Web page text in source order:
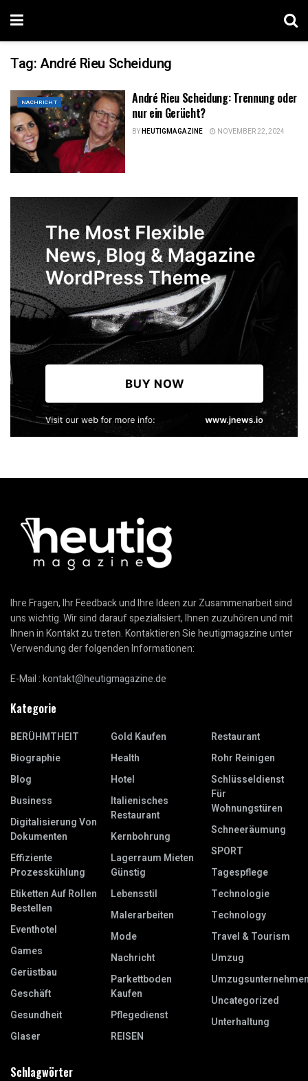
Tag:André Rieu Scheidung
NACHRICHT
André Rieu Scheidung: Trennung oder
nur ein Gerücht?
BYHEUTIGMAGAZINE NOVEMBER 22, 2024
Ihre Fragen, Ihr Feedback und Ihre Ideen zur Zusammenarbeit sind
uns wichtig. Wir sind darauf spezialisiert, Ihnen zuzuhören und mit
Ihnen in Kontakt zu treten. Kontaktieren Sie heutigmagazine unter
Verwendung der folgenden Informationen:
E-Mail :kontakt@heutigmagazine.de
Kategorie
BERÜHMTHEIT
Biographie
Blog
Business
Digitalisierung Von
Dokumenten
Effiziente
Prozesskühlung
Etiketten Auf Rollen
Bestellen
Eventhotel
Games
Gerüstbau
Geschäft
Gesundheit
Glaser
Gold Kaufen
Health
Hotel
Italienisches
Restaurant
Kernbohrung
Lagerraum Mieten
Günstig
Lebensstil
Malerarbeiten
Mode
Nachricht
Parkettboden
Kaufen
Pflegedienst
REISEN
Restaurant
Rohr Reinigen
Schlüsseldienst
Für
Wohnungstüren
Schneeräumung
SPORT
Tagespflege
Technologie
Technology
Travel & Tourism
Umzug
Uncategorized
Unterhaltung
Schlagwörter